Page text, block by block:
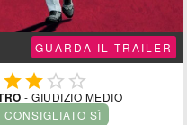
GUARDA IL TRAILER
  
- GIUDIZIO MEDIO
CONSIGLIATO SÌ